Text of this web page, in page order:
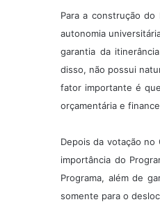
Para a construção
autonomia
garantia da
disso, não possui
fator importante é
orçamentária e
Depois da votação no
importância do
Programa, além de
somente para o